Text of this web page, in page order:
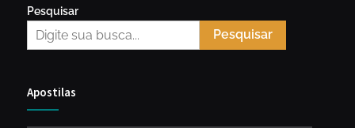
Pesquisar
Pesquisar
Apostilas